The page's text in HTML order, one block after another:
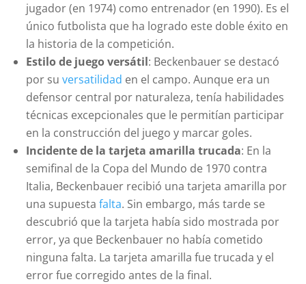
jugador (en 1974) como entrenador (en 1990). Es el
único futbolista que ha logrado este doble éxito en
la historia de la competición.
Estilo de juego versátil: Beckenbauer se destacó
por suversatilidad en el campo. Aunque era un
defensor central por naturaleza, tenía habilidades
técnicas excepcionales que le permitían participar
en la construcción del juego y marcar goles.
Incidente de la tarjeta amarilla trucada: En la
semifinal de la Copa del Mundo de 1970 contra
Italia, Beckenbauer recibió una tarjeta amarilla por
una supuestafalta. Sin embargo, más tarde se
descubrió que la tarjeta había sido mostrada por
error, ya que Beckenbauer no había cometido
ninguna falta. La tarjeta amarilla fue trucada y el
error fue corregido antes de la final.